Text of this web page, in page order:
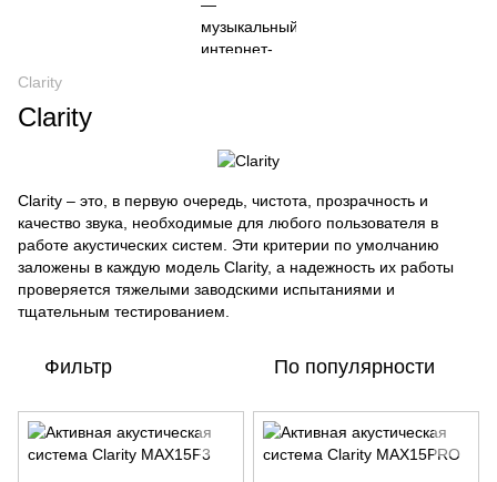
Clarity
Clarity
Clarity – это, в первую очередь, чистота, прозрачность и
качество звука, необходимые для любого пользователя в
работе акустических систем. Эти критерии по умолчанию
заложены в каждую модель Clarity, а надежность их работы
проверяется тяжелыми заводскими испытаниями и
тщательным тестированием.
Фильтр По популярности